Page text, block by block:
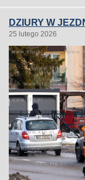
DZIURY W
25 lutego 2026